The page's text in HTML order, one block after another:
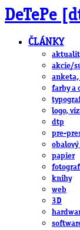
DeTePe
ČLÁNKY
akcie/
anketa,
farby a
logo,
dtp
pre-
papier
knihy
web
3D